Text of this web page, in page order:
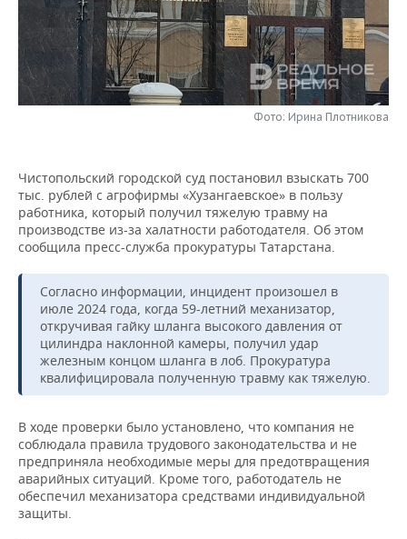
НЕФТЕХИМИЯ
НЕФТЬ
ОПК
РОЗНИЧНАЯ ТОРГОВЛЯ
ТРАНСПОРТ
НОВОСТИ ТЕХНОЛОГИЙ
IT
МЕРОПРИЯТИЯ
НОВОСТИ МЕРОПРИЯТИЙ
ONLINE-КОНФЕРЕНЦИИ
ОТКРЫТАЯ ЛЕКЦИЯ
СПОРТ
ХОККЕЙ
БАСКЕТБОЛ
ВОЛЕЙБОЛ
КИБЕРСПОРТ
ФИГУРНОЕ КАТАНИЕ
ХОККЕЙ С МЯЧОМ
ВЛАСТЬ
ИНФРАСТРУКТУРА
ИСТОРИЯ
КУЛЬТУРА
МЕДИЦИНА
ПРОИСШЕСТВИЯ
СЮЖЕТЫ
СПРАВОЧНИК
СПИСОК ПЕРСОН
СПИСОК КОМПАНИЙ
ПОЛНАЯ ВЕРСИЯ
Фото: Ирина Плотникова
Чистопольский городской суд постановил взыскать 700
тыс. рублей с агрофирмы «Хузангаевское» в пользу
работника, который получил тяжелую травму на
производстве из-за халатности работодателя. Об этом
сообщила пресс-служба прокуратуры Татарстана.
Согласно информации, инцидент произошел в
июле 2024 года, когда 59-летний механизатор,
откручивая гайку шланга высокого давления от
цилиндра наклонной камеры, получил удар
железным концом шланга в лоб. Прокуратура
квалифицировала полученную травму как тяжелую.
В ходе проверки было установлено, что компания не
соблюдала правила трудового законодательства и не
предприняла необходимые меры для предотвращения
аварийных ситуаций. Кроме того, работодатель не
обеспечил механизатора средствами индивидуальной
защиты.